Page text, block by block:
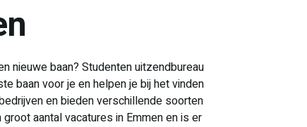
nieuwe baan? Studenten uitzendbureau
baan voor je en helpen je bij het vinden
en bieden verschillende soorten
aantal vacatures in Emmen en is er